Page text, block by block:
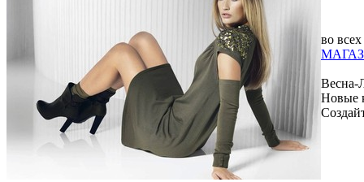
во всех
Весна-
Новые